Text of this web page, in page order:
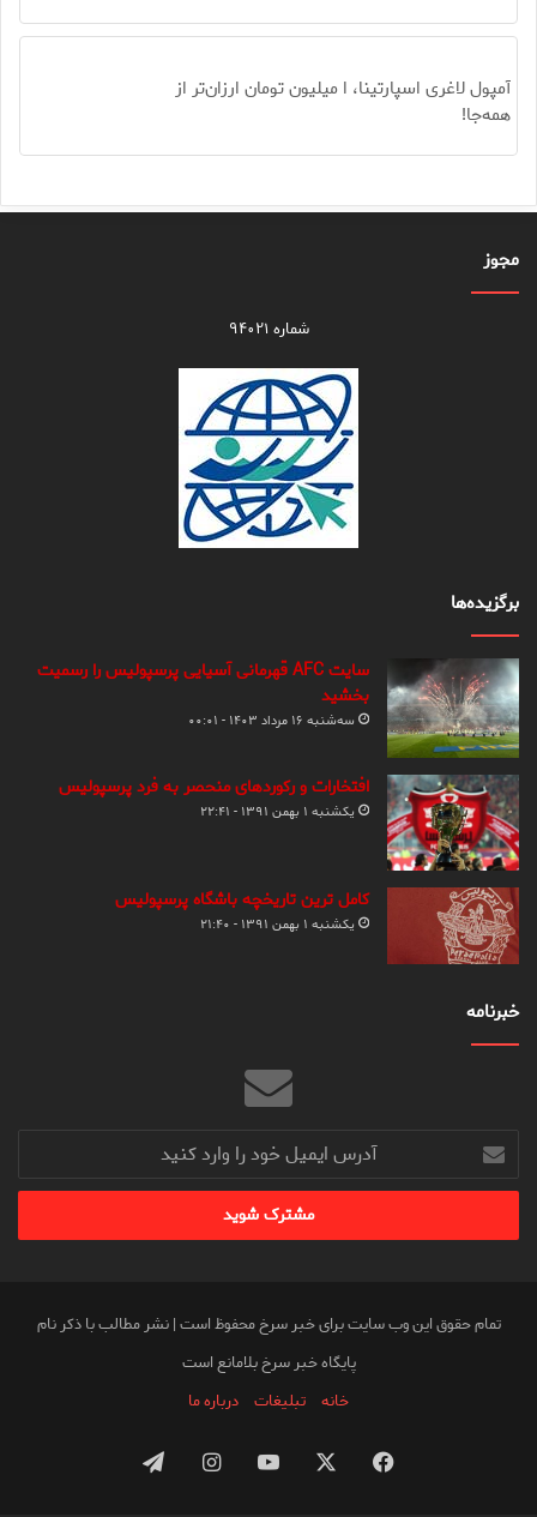
آمپول لاغری اسپارتینا، ا میلیون تومان ارزان‌تر از
همه‌جا!
مجوز
شماره ۹۴۰۲۱
برگزیده‌ها
سایت AFC قهرمانی آسیایی پرسپولیس را رسمیت
بخشید
سه‌شنبه ۱۶ مرداد ۱۴۰۳ - ۰۰:۰۱
افتخارات و رکوردهای منحصر به فرد پرسپولیس
یکشنبه ۱ بهمن ۱۳۹۱ - ۲۲:۴۱
کامل ترین تاریخچه باشگاه پرسپولیس
یکشنبه ۱ بهمن ۱۳۹۱ - ۲۱:۴۰
خبرنامه
آدرس
ایمیل
خود
وارد
تمام حقوق این وب سایت برای خبر سرخ محفوظ است | نشر مطالب با ذکر نام
پایگاه خبر سرخ بلامانع است
خانه
تبلیغات درباره ما
فیس
یوتیوباینستاگرامتلگرام